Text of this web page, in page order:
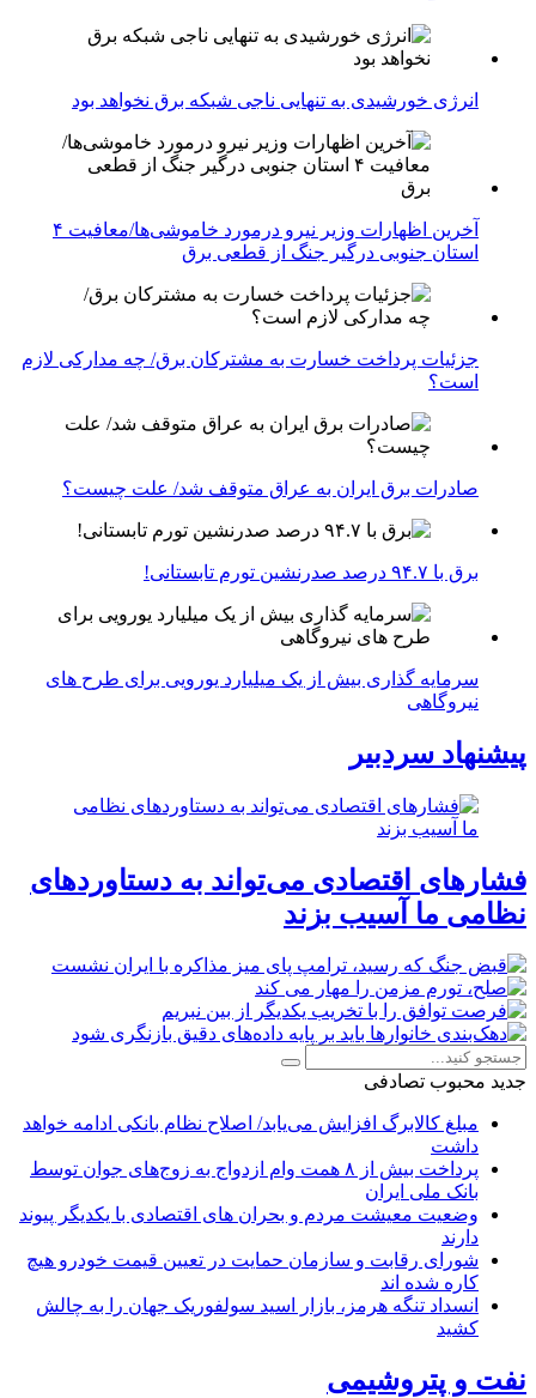
انرژی خورشیدی به تنهایی ناجی شبکه برق نخواهد بود
آخرین اظهارات وزیر نیرو درمورد خاموشی‌ها/معافیت ۴
استان جنوبی درگیر جنگ از قطعی برق
جزئیات پرداخت خسارت به مشترکان برق/ چه مدارکی لازم
است؟
صادرات برق ایران به عراق متوقف شد/ علت چیست؟
برق با ۹۴.۷ درصد صدرنشین تورم تابستانی!
سرمایه گذاری بیش از یک میلیارد یورویی برای طرح های
نیروگاهی
پیشنهاد سردبیر
فشارهای اقتصادی می‌تواند به دستاوردهای
نظامی ما آسیب بزند
جدید محبوب تصادفی
مبلغ کالابرگ افزایش می‌یابد/ اصلاح نظام بانکی ادامه خواهد
داشت
پرداخت بیش از ۸ همت وام ازدواج به زوج‌های جوان توسط
بانک ملی ایران
وضعیت معیشت مردم و بحران های اقتصادی با یکدیگر پیوند
دارند
شورای رقابت و سازمان حمایت در تعیین قیمت خودرو هیچ
کاره شده اند
انسداد تنگه هرمز، بازار اسید سولفوریک جهان را به چالش
کشید
نفت و پتروشیمی